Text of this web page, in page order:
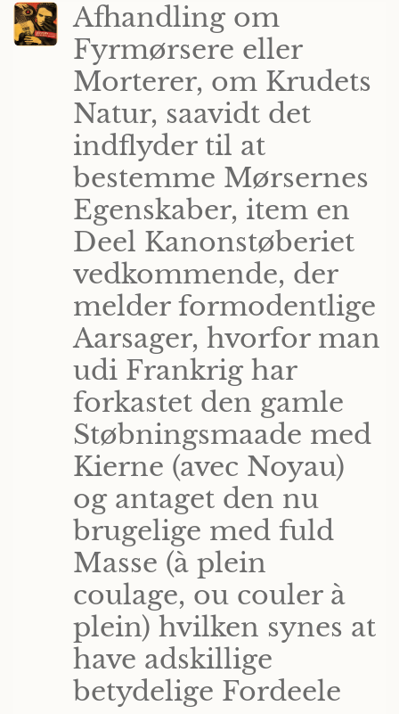
Afhandling om
Fyrmørsere eller
Morterer, om Krudets
Natur, saavidt det
indflyder til at
bestemme Mørsernes
Egenskaber, item en
Deel Kanonstøberiet
vedkommende, der
melder formodentlige
Aarsager, hvorfor man
udi Frankrig har
forkastet den gamle
Støbningsmaade med
Kierne (avec Noyau)
og antaget den nu
brugelige med fuld
Masse (à plein
coulage, ou couler à
plein) hvilken synes at
have adskillige
betydelige Fordeele